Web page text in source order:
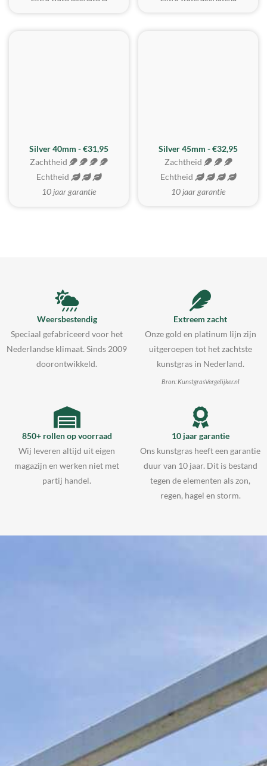
Silver 40mm - €31,95
Zachtheid
Echtheid
10 jaar garantie
MEEST GEKOZEN
Silver 45mm - €32,95
Zachtheid
Echtheid
10 jaar garantie
Weersbestendig
Speciaal gefabriceerd voor het
Nederlandse klimaat. Sinds 2009
doorontwikkeld.
Extreem zacht
Onze gold en platinum lijn zijn
uitgeroepen tot het zachtste
kunstgras in Nederland.
Bron: KunstgrasVergelijker.nl
850+ rollen op voorraad
Wij leveren altijd uit eigen
magazijn en werken niet met
partij handel.
10 jaar garantie
Ons kunstgras heeft een garantie
duur van 10 jaar. Dit is bestand
tegen de elementen als zon,
regen, hagel en storm.